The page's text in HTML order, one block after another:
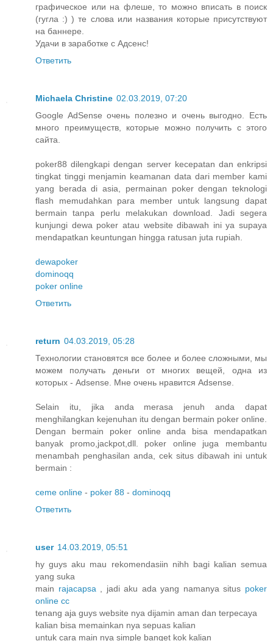
графическое или на флеше, то можно вписать в поиск
(гугла :) ) те слова или названия которые присутствуют
на баннере.
Удачи в заработке с Адсенс!
Ответить
Michaela Christine 02.03.2019, 07:20
Google AdSense очень полезно и очень выгодно. Есть
много преимуществ, которые можно получить с этого
сайта.
poker88 dilengkapi dengan server kecepatan dan enkripsi
tingkat tinggi menjamin keamanan data dari member kami
yang berada di asia, permainan poker dengan teknologi
flash memudahkan para member untuk langsung dapat
bermain tanpa perlu melakukan download. Jadi segera
kunjungi dewa poker atau website dibawah ini ya supaya
mendapatkan keuntungan hingga ratusan juta rupiah.
dewapoker
dominoqq
poker online
Ответить
return 04.03.2019, 05:28
Технологии становятся все более и более сложными, мы
можем получать деньги от многих вещей, одна из
которых - Adsense. Мне очень нравится Adsense.
Selain itu, jika anda merasa jenuh anda dapat
menghilangkan kejenuhan itu dengan bermain poker online.
Dengan bermain poker online anda bisa mendapatkan
banyak promo,jackpot,dll. poker online juga membantu
menambah penghasilan anda, cek situs dibawah ini untuk
bermain :
ceme online - poker 88 - dominoqq
Ответить
user 14.03.2019, 05:51
hy guys aku mau rekomendasiin nihh bagi kalian semua
yang suka
main rajacapsa , jadi aku ada yang namanya situs poker
online cc
tenang aja guys website nya dijamin aman dan terpecaya
kalian bisa memainkan nya sepuas kalian
untuk cara main nya simple banget kok kalian